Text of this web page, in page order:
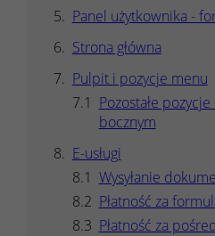
Panel użytkownika -
Strona główna
Pulpit i pozycje menu
Pozostałe
bocznym
E-usługi
Wysyłanie
Płatność za
Płatność za